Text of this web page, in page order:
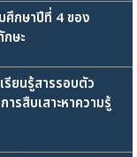
ศึกษาปีที่ 4 ของ
ษะ
รียนรู้สารรอบตัว
รสืบเสาะหาความรู้